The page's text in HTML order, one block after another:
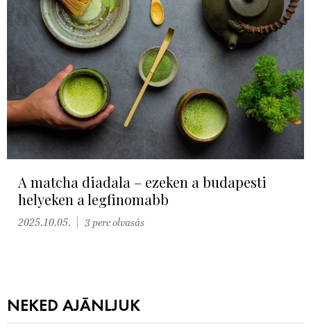
A matcha diadala – ezeken a budapesti
helyeken a legfinomabb
2025.10.05. 3 perc olvasás
NEKED AJÁNLJUK